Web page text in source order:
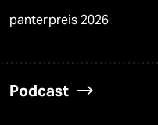
panterpreis 2026
Podcast